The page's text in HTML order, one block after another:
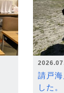
請戸
した。